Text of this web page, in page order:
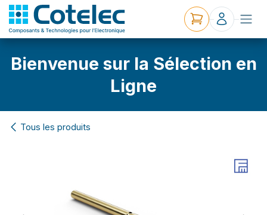
Bienvenue sur la Sélection en
Ligne
Tous les produits